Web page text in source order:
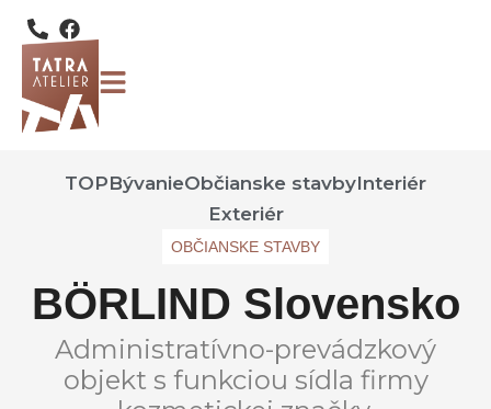
TOPBývanieObčianske stavbyInteriér
Exteriér
OBČIANSKE STAVBY
BÖRLIND Slovensko
Administratívno-prevádzkový
objekt s funkciou sídla firmy